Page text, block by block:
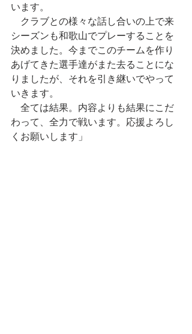
います。
クラブとの様々な話し合いの上で来
シーズンも和歌山でプレーすることを
決めました。今までこのチームを作り
あげてきた選手達がまた去ることにな
りましたが、それを引き継いでやって
いきます。
全ては結果。内容よりも結果にこだ
わって、全力で戦います。応援よろし
くお願いします」